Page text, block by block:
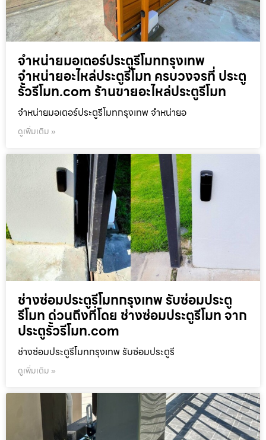
จำหน่ายมอเตอร์ประตูรีโมทกรุงเทพ
จำหน่ายอะไหล่ประตูรีโมท ครบวงจรที่ ประตู
รั้วรีโมท.com ร้านขายอะไหล่ประตูรีโมท
จำหน่ายมอเตอร์ประตูรีโมทกรุงเทพ จำหน่ายอ
ดูเพิ่มเติม »
ช่างซ่อมประตูรีโมทกรุงเทพ รับซ่อมประตู
รีโมท ด่วนถึงที่โดย ช่างซ่อมประตูรีโมท จาก
ประตูรั้วรีโมท.com
ช่างซ่อมประตูรีโมทกรุงเทพ รับซ่อมประตูรี
ดูเพิ่มเติม »